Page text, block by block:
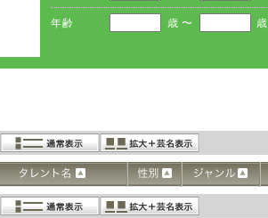
年齢 歳 〜 歳